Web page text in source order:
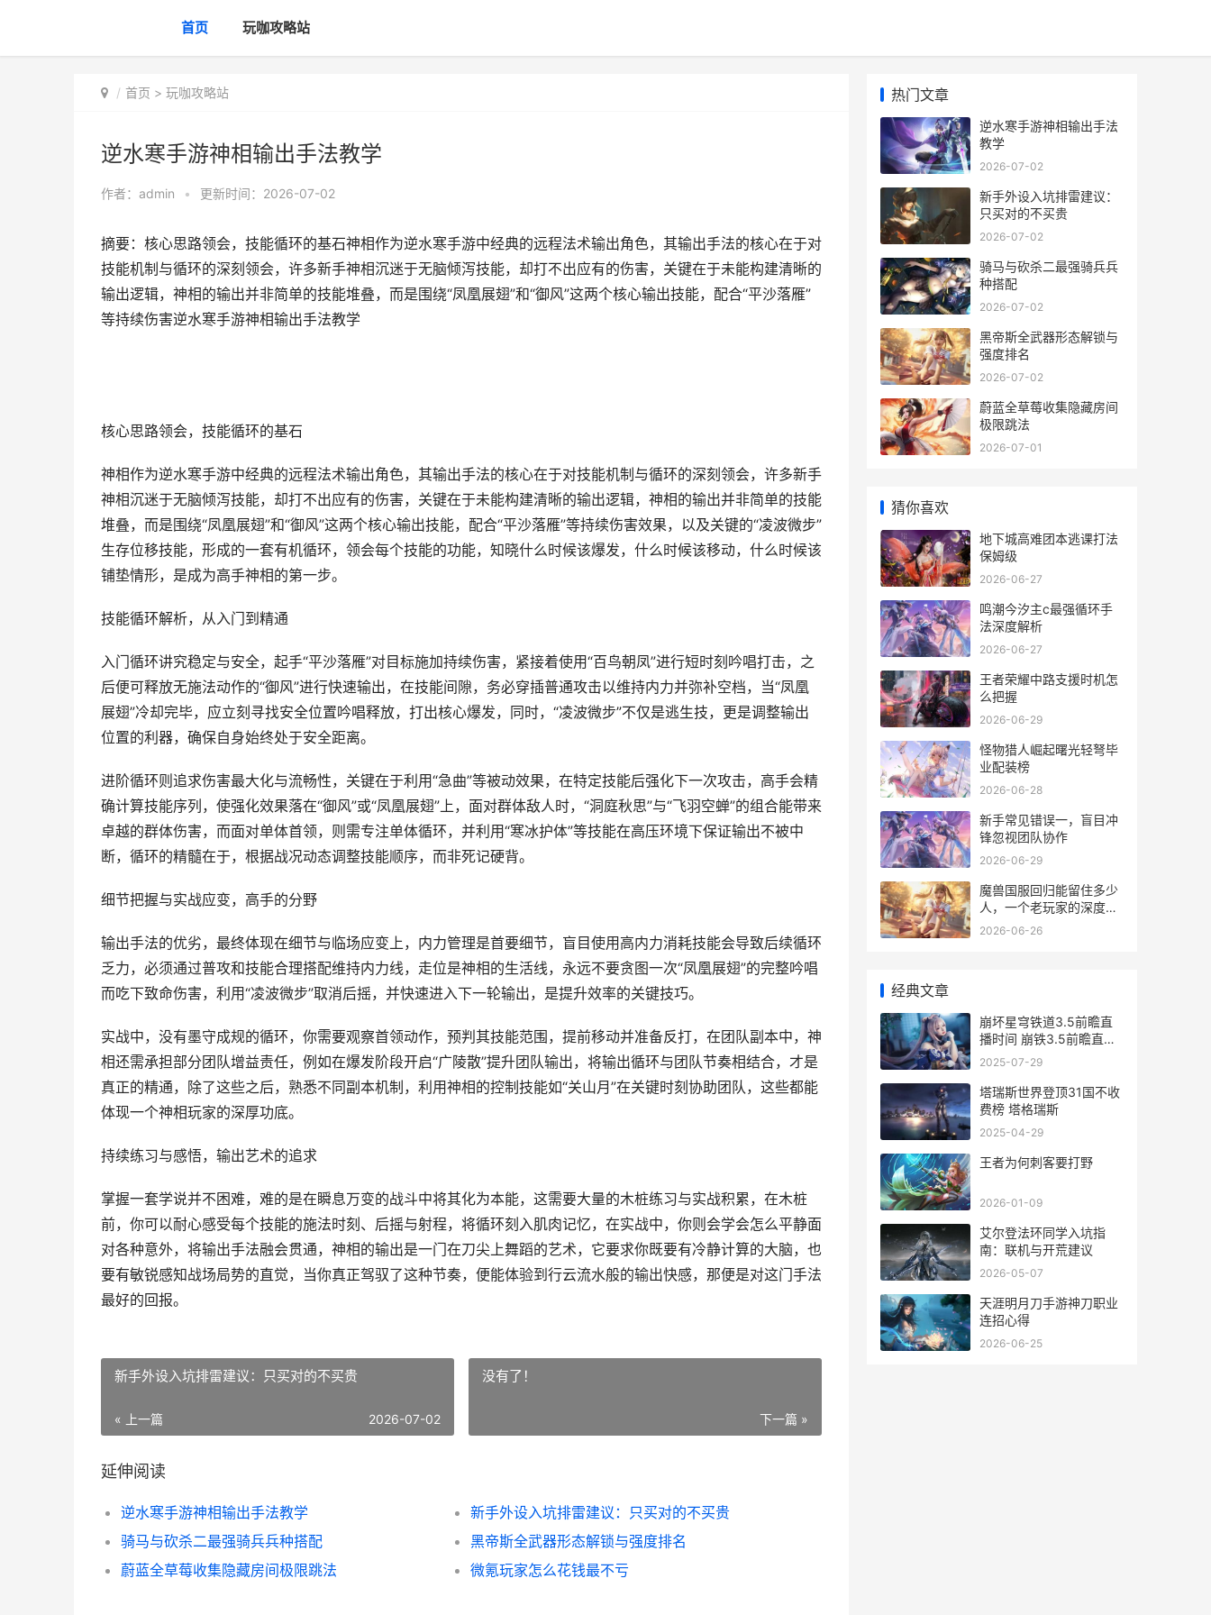
首页 玩咖攻略站
首页 > 玩咖攻略站
逆水寒手游神相输出手法教学
作者： admin • 更新时间：2026-07-02
摘要：核心思路领会，技能循环的基石神相作为逆水寒手游中经典的远程法术输出角色，其输出手法的核心在于对
技能机制与循环的深刻领会，许多新手神相沉迷于无脑倾泻技能，却打不出应有的伤害，关键在于未能构建清晰的
输出逻辑，神相的输出并非简单的技能堆叠，而是围绕“凤凰展翅”和“御风”这两个核心输出技能，配合“平沙落雁”
等持续伤害逆水寒手游神相输出手法教学
核心思路领会，技能循环的基石
神相作为逆水寒手游中经典的远程法术输出角色，其输出手法的核心在于对技能机制与循环的深刻领会，许多新手
神相沉迷于无脑倾泻技能，却打不出应有的伤害，关键在于未能构建清晰的输出逻辑，神相的输出并非简单的技能
堆叠，而是围绕“凤凰展翅”和“御风”这两个核心输出技能，配合“平沙落雁”等持续伤害效果，以及关键的“凌波微步”
生存位移技能，形成的一套有机循环，领会每个技能的功能，知晓什么时候该爆发，什么时候该移动，什么时候该
铺垫情形，是成为高手神相的第一步。
技能循环解析，从入门到精通
入门循环讲究稳定与安全，起手“平沙落雁”对目标施加持续伤害，紧接着使用“百鸟朝凤”进行短时刻吟唱打击，之
后便可释放无施法动作的“御风”进行快速输出，在技能间隙，务必穿插普通攻击以维持内力并弥补空档，当“凤凰
展翅”冷却完毕，应立刻寻找安全位置吟唱释放，打出核心爆发，同时，“凌波微步”不仅是逃生技，更是调整输出
位置的利器，确保自身始终处于安全距离。
进阶循环则追求伤害最大化与流畅性，关键在于利用“急曲”等被动效果，在特定技能后强化下一次攻击，高手会精
确计算技能序列，使强化效果落在“御风”或“凤凰展翅”上，面对群体敌人时，“洞庭秋思”与“飞羽空蝉”的组合能带来
卓越的群体伤害，而面对单体首领，则需专注单体循环，并利用“寒冰护体”等技能在高压环境下保证输出不被中
断，循环的精髓在于，根据战况动态调整技能顺序，而非死记硬背。
细节把握与实战应变，高手的分野
输出手法的优劣，最终体现在细节与临场应变上，内力管理是首要细节，盲目使用高内力消耗技能会导致后续循环
乏力，必须通过普攻和技能合理搭配维持内力线，走位是神相的生活线，永远不要贪图一次“凤凰展翅”的完整吟唱
而吃下致命伤害，利用“凌波微步”取消后摇，并快速进入下一轮输出，是提升效率的关键技巧。
实战中，没有墨守成规的循环，你需要观察首领动作，预判其技能范围，提前移动并准备反打，在团队副本中，神
相还需承担部分团队增益责任，例如在爆发阶段开启“广陵散”提升团队输出，将输出循环与团队节奏相结合，才是
真正的精通，除了这些之后，熟悉不同副本机制，利用神相的控制技能如“关山月”在关键时刻协助团队，这些都能
体现一个神相玩家的深厚功底。
持续练习与感悟，输出艺术的追求
掌握一套学说并不困难，难的是在瞬息万变的战斗中将其化为本能，这需要大量的木桩练习与实战积累，在木桩
前，你可以耐心感受每个技能的施法时刻、后摇与射程，将循环刻入肌肉记忆，在实战中，你则会学会怎么平静面
对各种意外，将输出手法融会贯通，神相的输出是一门在刀尖上舞蹈的艺术，它要求你既要有冷静计算的大脑，也
要有敏锐感知战场局势的直觉，当你真正驾驭了这种节奏，便能体验到行云流水般的输出快感，那便是对这门手法
最好的回报。
新手外设入坑排雷建议：只买对的不买贵
« 上一篇 2026-07-02
没有了！
下一篇 »
延伸阅读
逆水寒手游神相输出手法教学
新手外设入坑排雷建议：只买对的不买贵
骑马与砍杀二最强骑兵兵种搭配
黑帝斯全武器形态解锁与强度排名
蔚蓝全草莓收集隐藏房间极限跳法
微氪玩家怎么花钱最不亏
热门文章
逆水寒手游神相输出手法
教学
2026-07-02
新手外设入坑排雷建议：
只买对的不买贵
2026-07-02
骑马与砍杀二最强骑兵兵
种搭配
2026-07-02
黑帝斯全武器形态解锁与
强度排名
2026-07-02
蔚蓝全草莓收集隐藏房间
极限跳法
2026-07-01
猜你喜欢
地下城高难团本逃课打法
保姆级
2026-06-27
鸣潮今汐主c最强循环手
法深度解析
2026-06-27
王者荣耀中路支援时机怎
么把握
2026-06-29
怪物猎人崛起曙光轻弩毕
业配装榜
2026-06-28
新手常见错误一，盲目冲
锋忽视团队协作
2026-06-29
魔兽国服回归能留住多少
人，一个老玩家的深度思
索
2026-06-26
经典文章
崩坏星穹铁道3.5前瞻直
播时间 崩铁3.5前瞻直播
啥子时候 崩坏星穹铁道
2025-07-29
塔瑞斯世界登顶31国不收
费榜 塔格瑞斯
2025-04-29
王者为何刺客要打野
2026-01-09
艾尔登法环同学入坑指
南：联机与开荒建议
2026-05-07
天涯明月刀手游神刀职业
连招心得
2026-06-25